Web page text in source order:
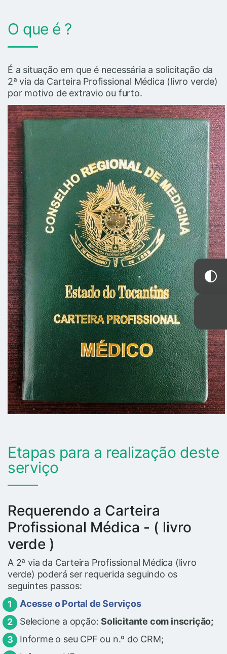
O que é ?
É a situação em que é necessária a solicitação da
2ª via da Carteira Profissional Médica (livro verde)
por motivo de extravio ou furto.
Etapas para a realização deste
serviço
Requerendo a Carteira
Profissional Médica - ( livro
verde )
A 2ª via da Carteira Profissional Médica (livro
verde) poderá ser requerida seguindo os
seguintes passos:
Acesse o Portal de Serviços
Selecione a opção:Solicitante com inscrição;
Informe o seu CPF ou n.º do CRM;